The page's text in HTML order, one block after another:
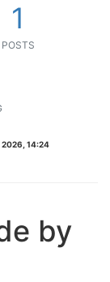
1
POSTS
2026, 14:24
by